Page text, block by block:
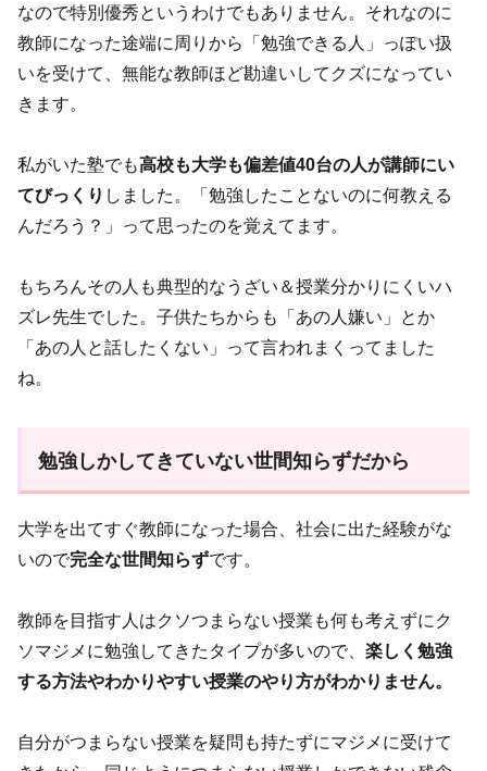
なので特別優秀というわけでもありません。それなのに
教師になった途端に周りから「勉強できる人」っぽい扱
いを受けて、無能な教師ほど勘違いしてクズになってい
きます。
私がいた塾でも高校も大学も偏差値40台の人が講師にい
てびっくり しました。「勉強したことないのに何教える
んだろう？」って思ったのを覚えてます。
もちろんその人も典型的なうざい＆授業分かりにくいハ
ズレ先生でした。子供たちからも「あの人嫌い」とか
「あの人と話したくない」って言われまくってました
ね。
勉強しかしてきていない世間知らずだから
大学を出てすぐ教師になった場合、社会に出た経験がな
いので完全な世間知らずです。
教師を目指す人はクソつまらない授業も何も考えずにク
ソマジメに勉強してきたタイプが多いので、楽しく勉強
する方法やわかりやすい授業のやり方がわかりません。
自分がつまらない授業を疑問も持たずにマジメに受けて